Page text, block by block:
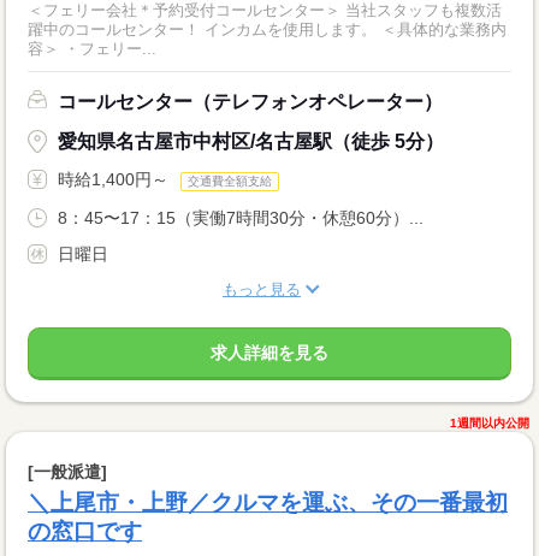
＜フェリー会社＊予約受付コールセンター＞ 当社スタッフも複数活
躍中のコールセンター！ インカムを使用します。 ＜具体的な業務内
容＞ ・フェリー...
コールセンター（テレフォンオペレーター）
愛知県名古屋市中村区/名古屋駅（徒歩 5分）
時給1,400円～ 交通費全額支給
8：45〜17：15（実働7時間30分・休憩60分）...
日曜日
もっと見る
求人詳細を見る
1週間以内公開
[一般派遣]
＼上尾市・上野／クルマを運ぶ、その一番最初
の窓口です